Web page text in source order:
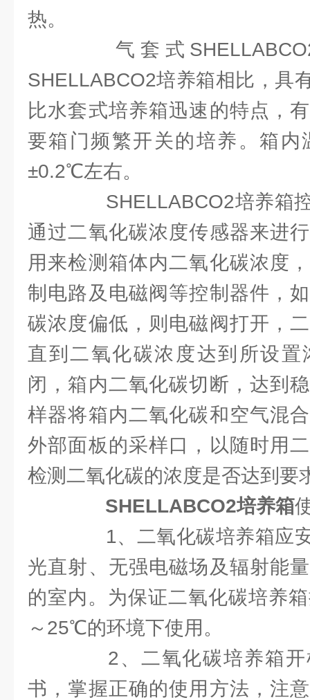
热。
气套式
SHELLABCO2培养箱相比，具
比水套式培养箱迅速的特点，
要箱门频繁开关的培养。箱
±0.2℃左右。
SHELLABCO2培养箱控
通过二氧化碳浓度传感器来进
用来检测箱体内二氧化碳浓度
制电路及电磁阀等控制器件，
碳浓度偏低，则电磁阀打开，
直到二氧化碳浓度达到所设
闭，箱内二氧化碳切断，达到
样器将箱内二氧化碳和空气混
外部面板的采样口，以随时用
检测二氧化碳的浓度是否达到要
SHELLABCO2培养箱
1、二氧化碳培养箱应安
光直射、无强电磁场及辐射能
的室内。为保证二氧化碳培养
～25℃的环境下使用。
2、二氧化碳培养箱开
书，掌握正确的使用方法，注